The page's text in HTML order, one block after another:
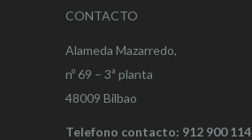
CONTACTO
Alameda Mazarredo,
nº 69 – 3ª planta
48009 Bilbao
Telefono contacto: 912 900 114